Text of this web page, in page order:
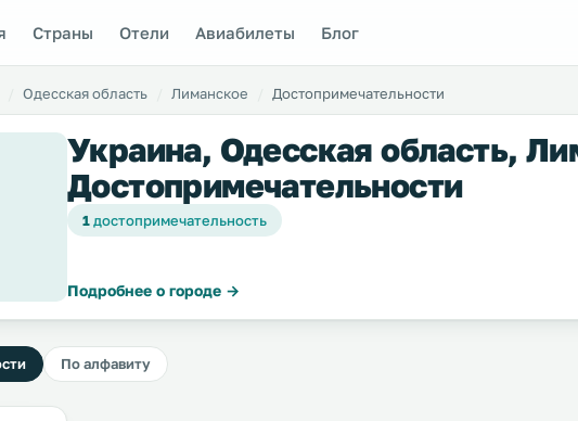
Страны Отели Авиабилеты Блог
Одесская область Лиманское Достопримечательности
Украина, Одесская область,
Достопримечательности
1достопримечательность
Подробнее о городе →
По алфавиту